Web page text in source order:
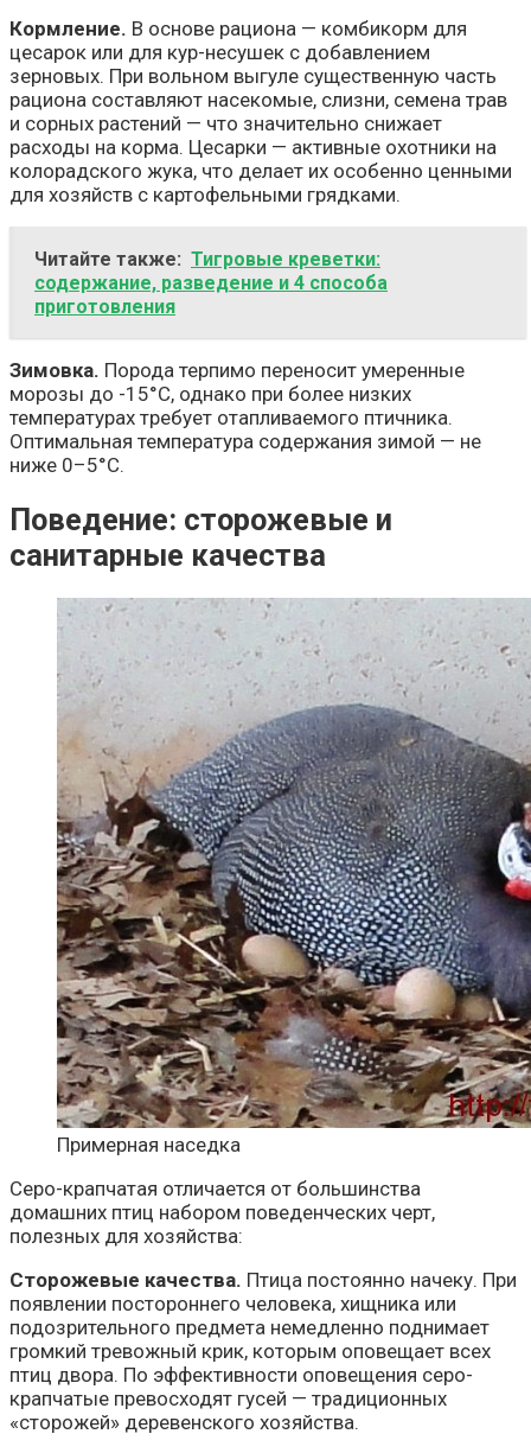
Кормление. В основе рациона — комбикорм для
цесарок или для кур-несушек с добавлением
зерновых. При вольном выгуле существенную часть
рациона составляют насекомые, слизни, семена трав
и сорных растений — что значительно снижает
расходы на корма. Цесарки — активные охотники на
колорадского жука, что делает их особенно ценными
для хозяйств с картофельными грядками.
Читайте также: Тигровые креветки:
содержание, разведение и 4 способа
приготовления
Зимовка. Порода терпимо переносит умеренные
морозы до -15°C, однако при более низких
температурах требует отапливаемого птичника.
Оптимальная температура содержания зимой — не
ниже 0–5°C.
Поведение: сторожевые и
санитарные качества
Примерная наседка
Серо-крапчатая отличается от большинства
домашних птиц набором поведенческих черт,
полезных для хозяйства:
Сторожевые качества. Птица постоянно начеку. При
появлении постороннего человека, хищника или
подозрительного предмета немедленно поднимает
громкий тревожный крик, которым оповещает всех
птиц двора. По эффективности оповещения серо-
крапчатые превосходят гусей — традиционных
«сторожей» деревенского хозяйства.